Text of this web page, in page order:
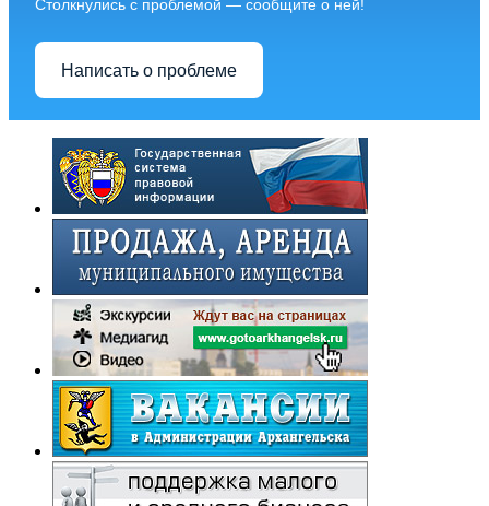
Столкнулись с проблемой — сообщите о ней!
Написать о проблеме